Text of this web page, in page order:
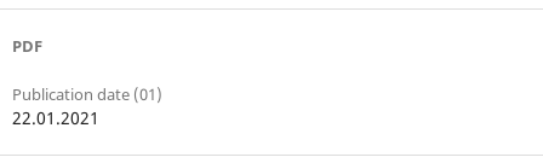
PDF
Publication date (01)
22.01.2021